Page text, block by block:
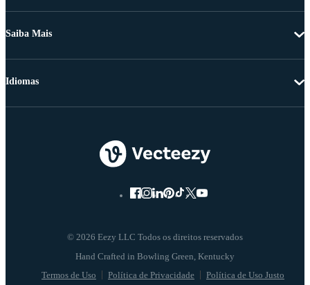
Saiba Mais
© 2026 Eezy LLC Todos os direitos reservados
Termos de Uso Política de Privacidade Política de Uso Justo
Idiomas